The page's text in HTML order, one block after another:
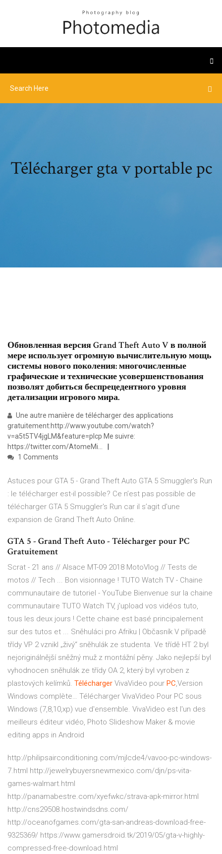
Télécharger gta v portable pc
Обновленная версия Grand Theft Auto V в полной
мере использует огромную вычислительную мощь
системы нового поколения: многочисленные
графические и технические усовершенствования
позволят добиться беспрецедентного уровня
детализации игрового мира.
Une autre manière de télécharger des applications
gratuitement:http://www.youtube.com/watch?
v=a5t5TV4jgLM&feature=plcp Me suivre:
https://twitter.com/AtomeMi...
1 Comments
Astuces pour GTA 5 - Grand Theft Auto GTA 5 Smuggler's Run
: le télécharger est-il possible? Ce n’est pas possible de
télécharger GTA 5 Smuggler's Run car il s’agit d’une
expansion de Grand Theft Auto Online.
GTA 5 - Grand Theft Auto - Télécharger pour PC
Gratuitement
Scrat - 21 ans // Alsace MT-09 2018 MotoVlog // Tests de
motos // Tech ... Bon visionnage ! TUTO Watch TV - Chaine
communautaire de tutoriel - YouTube Bienvenue sur la chaine
communautaire TUTO Watch TV, j'upload vos vidéos tuto,
tous les deux jours ! Cette chaine est basé principalement
sur des tutos et ... Sněhuláci pro Afriku | Občasník V případě
třídy VP 2 vznikl „živý“ sněhulák ze studenta. Ve třídě HT 2 byl
nejoriginálnější sněžný muž z montážní pěny. Jako nejlepší byl
vyhodnocen sněhulák ze třídy OA 2, který byl vyroben z
plastových kelímků. Télécharger VivaVideo pour PC,Version
Windows complète… Télécharger VivaVideo Pour PC sous
Windows (7,8,10,xp) vue d'ensemble. VivaVideo est l'un des
meilleurs éditeur vidéo, Photo Slideshow Maker & movie
editing apps in Android
http://philipsairconditioning.com/mjlcde4/vavoo-pc-windows-
7.html http://jewelrybuyersnewmexico.com/djn/ps-vita-
games-walmart.html
http://panamabestre.com/xyefwkc/strava-apk-mirror.html
http://cns29508.hostwindsdns.com/
http://oceanofgames.com/gta-san-andreas-download-free-
9325369/ https://www.gamersdroid.tk/2019/05/gta-v-highly-
compressed-free-download.html